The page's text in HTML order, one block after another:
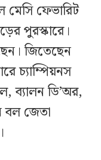
মেসি ফেভারিট
পুরস্কারে।
জিতেছেন
চ্যাম্পিয়নস
ব্যালন ডি’অর,
বল জেতা